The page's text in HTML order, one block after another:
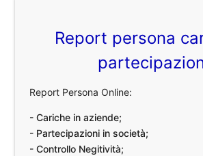
Report persona
Report Persona Online:
- Cariche in aziende;
- Partecipazioni in società;
- Controllo Negitività;